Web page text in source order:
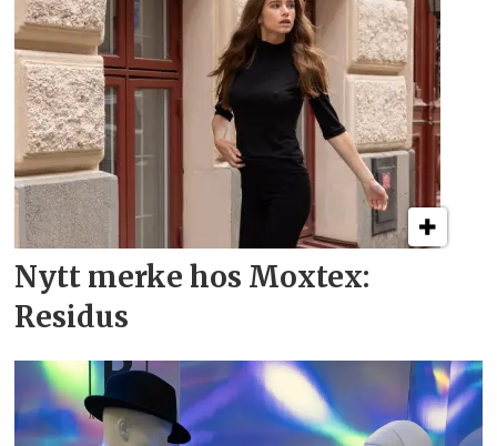
Nytt merke hos Moxtex:
Residus